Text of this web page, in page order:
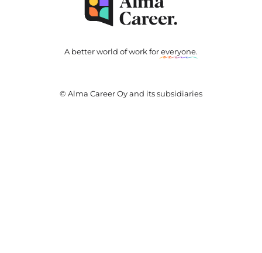
A better world of work foreveryone.
© Alma Career Oy and its subsidiaries